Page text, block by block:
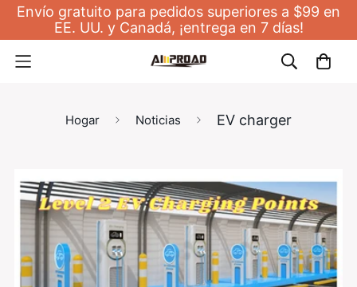
Envío gratuito para pedidos superiores a $99 en
EE. UU. y Canadá, ¡entrega en 7 días!
Hogar Noticias EV charger